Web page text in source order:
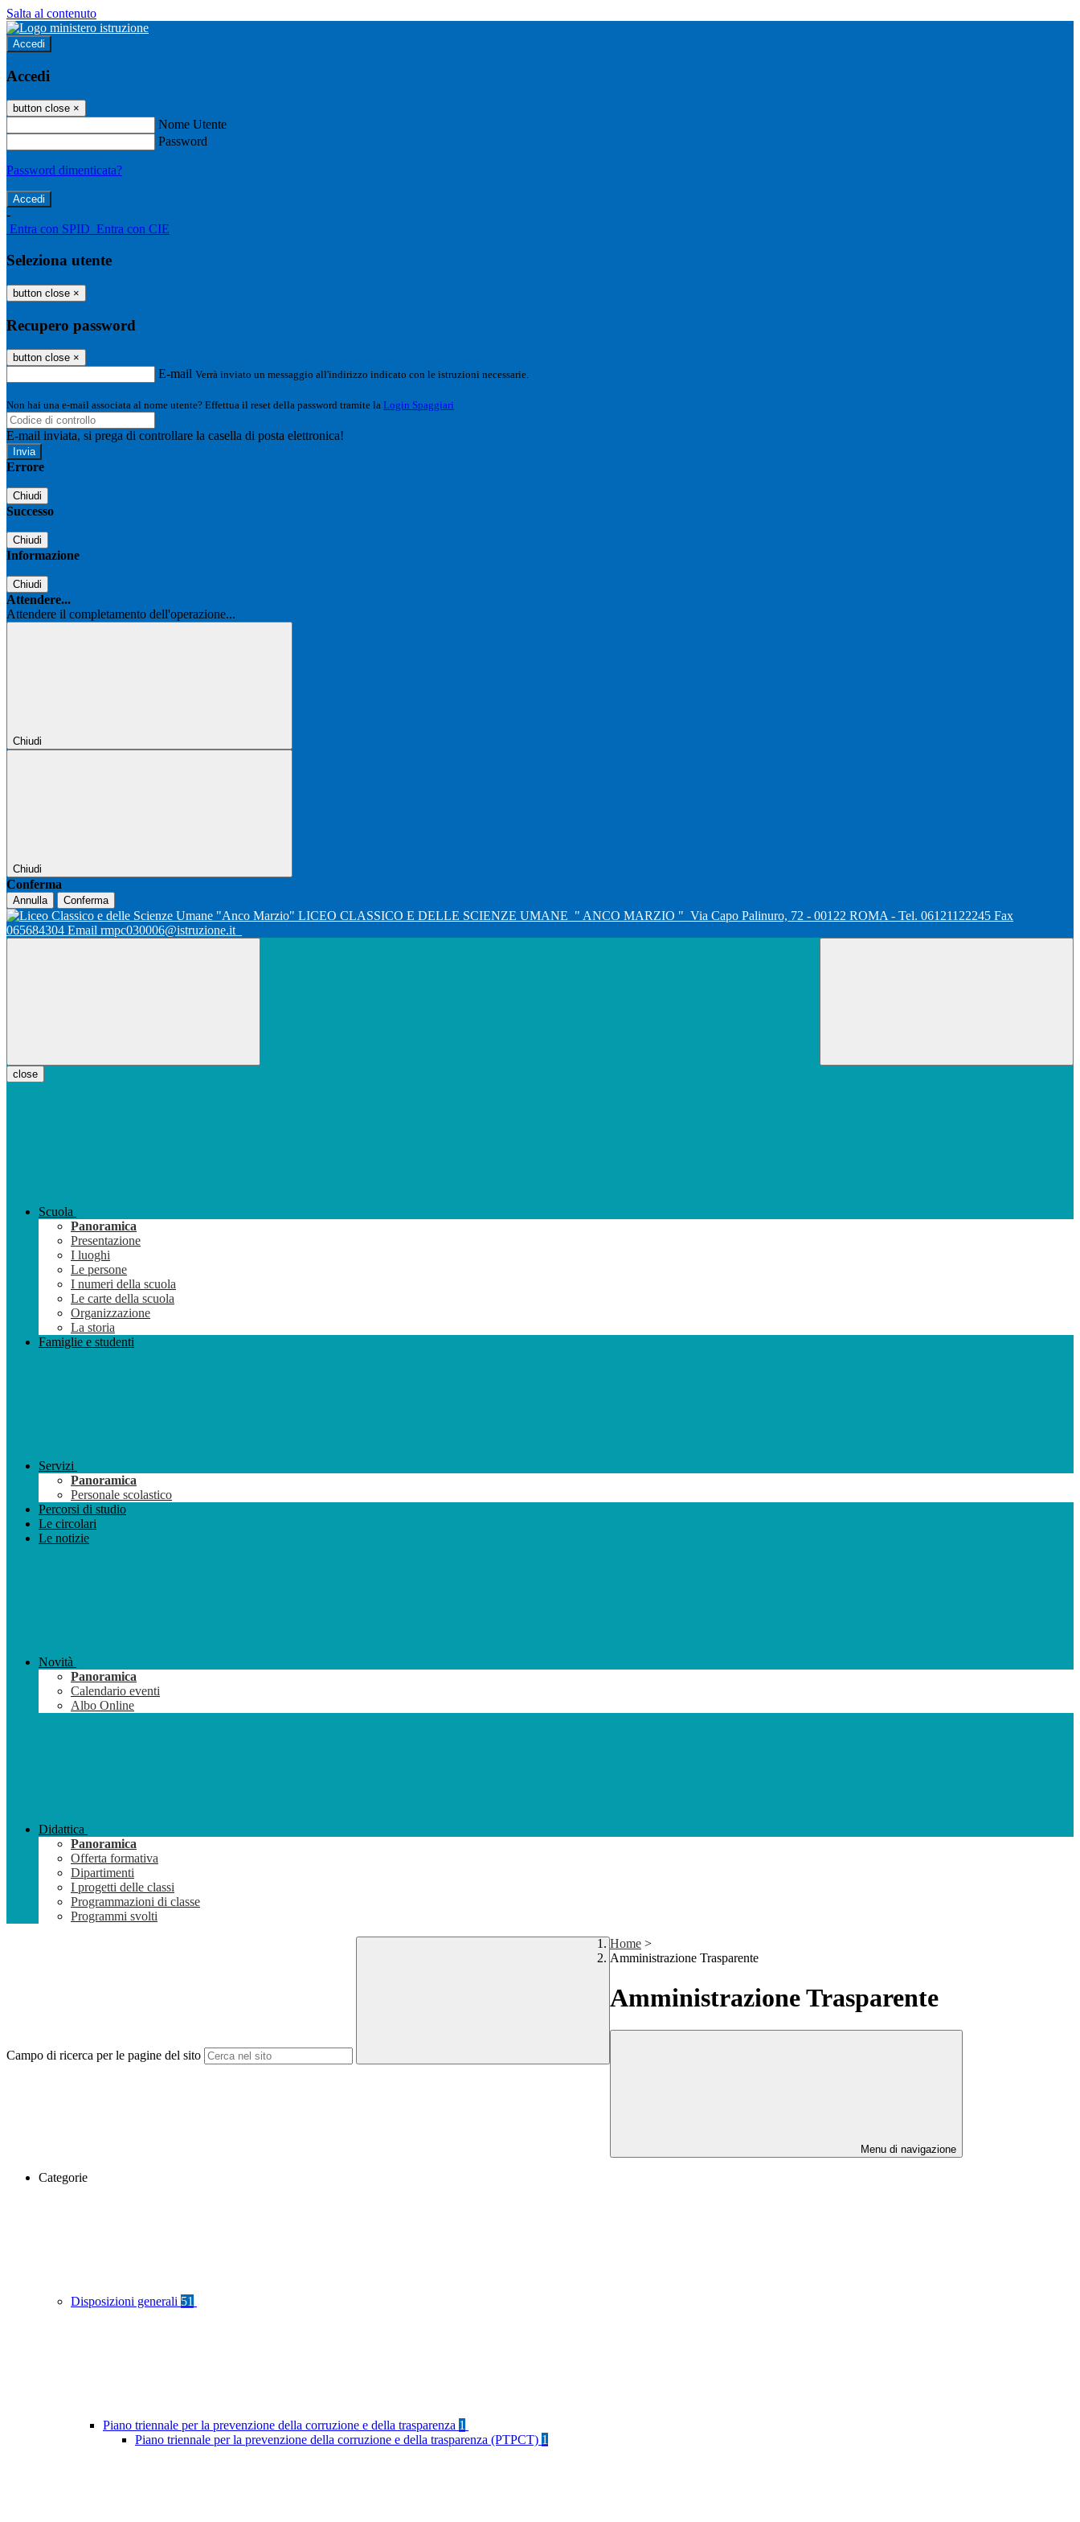
Salta al contenuto
Accedi
Accedi
button close ×
Nome Utente
Password
Password dimenticata?
-
Entra con SPID Entra con CIE
Seleziona utente
button close ×
Recupero password
button close ×
E-mail Verrà inviato un messaggio all'indirizzo indicato con le istruzioni necessarie.
Non hai una e-mail associata al nome utente? Effettua il reset della password tramite la Login Spaggiari
E-mail inviata, si prega di controllare la casella di posta elettronica!
Errore
Chiudi
Successo
Chiudi
Informazione
Chiudi
Attendere...
Attendere il completamento dell'operazione...
Chiudi
Chiudi
Conferma
Annulla Conferma
LICEO CLASSICO E DELLE SCIENZE UMANE " ANCO MARZIO " Via Capo Palinuro, 72 - 00122 ROMA - Tel. 06121122245 Fax
065684304 Email rmpc030006@istruzione.it
close
Scuola
Panoramica
Presentazione
I luoghi
Le persone
I numeri della scuola
Le carte della scuola
Organizzazione
La storia
Famiglie e studenti
Servizi
Panoramica
Personale scolastico
Percorsi di studio
Le circolari
Le notizie
Novità
Panoramica
Calendario eventi
Albo Online
Didattica
Panoramica
Offerta formativa
Dipartimenti
I progetti delle classi
Programmazioni di classe
Programmi svolti
Campo di ricerca per le pagine del sito
Home >
Amministrazione Trasparente
Amministrazione Trasparente
Menu di navigazione
Categorie
Disposizioni generali 51
Piano triennale per la prevenzione della corruzione e della trasparenza 1
Piano triennale per la prevenzione della corruzione e della trasparenza (PTPCT) 1